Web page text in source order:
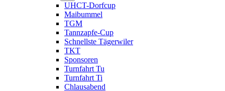
UHCT-Dorfcup
Maibummel
TGM
Tannzapfe-Cup
Schnellste Tägerwiler
TKT
Sponsoren
Turnfahrt Tu
Turnfahrt Ti
Chlausabend